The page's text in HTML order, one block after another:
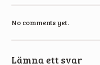
No comments yet.
Lämna ett svar